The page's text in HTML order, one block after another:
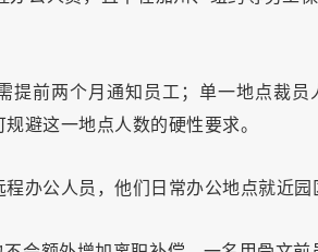
提前两个月通知员工；单一地点裁
避这一地点人数的硬性要求。
办公人员，他们日常办公地点就近